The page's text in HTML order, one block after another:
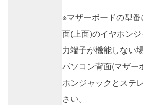
※マザーボードの型
面(上面)のイヤホン
力端子が機能しない
パソコン背面(マザー
ホンジャックとステ
さい。